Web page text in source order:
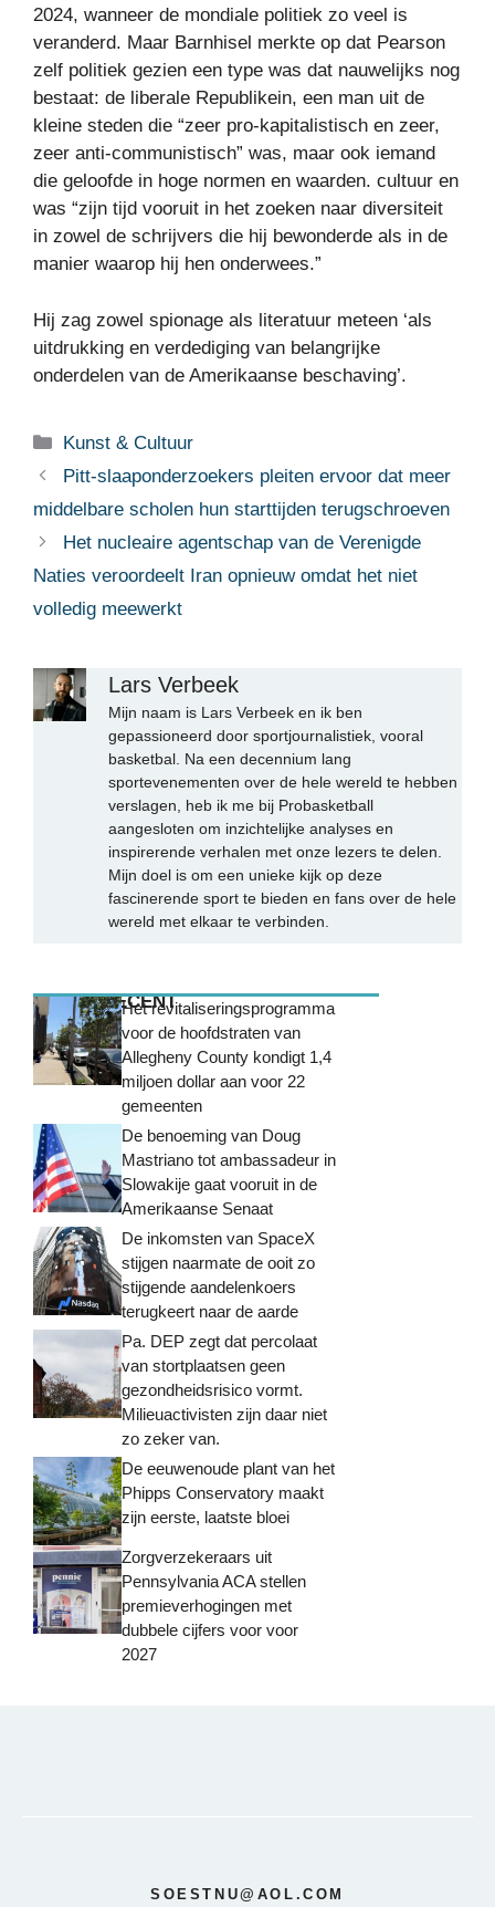
2024, wanneer de mondiale politiek zo veel is
veranderd. Maar Barnhisel merkte op dat Pearson
zelf politiek gezien een type was dat nauwelijks nog
bestaat: de liberale Republikein, een man uit de
kleine steden die “zeer pro-kapitalistisch en zeer,
zeer anti-communistisch” was, maar ook iemand
die geloofde in hoge normen en waarden. cultuur en
was “zijn tijd vooruit in het zoeken naar diversiteit
in zowel de schrijvers die hij bewonderde als in de
manier waarop hij hen onderwees.”
Hij zag zowel spionage als literatuur meteen ‘als
uitdrukking en verdediging van belangrijke
onderdelen van de Amerikaanse beschaving’.
Categorieën
Kunst & Cultuur
Pitt-slaaponderzoekers pleiten ervoor dat meer
middelbare scholen hun starttijden terugschroeven
Het nucleaire agentschap van de Verenigde
Naties veroordeelt Iran opnieuw omdat het niet
volledig meewerkt
Lars Verbeek
Mijn naam is Lars Verbeek en ik ben
gepassioneerd door sportjournalistiek, vooral
basketbal. Na een decennium lang
sportevenementen over de hele wereld te hebben
verslagen, heb ik me bij Probasketball
aangesloten om inzichtelijke analyses en
inspirerende verhalen met onze lezers te delen.
Mijn doel is om een unieke kijk op deze
fascinerende sport te bieden en fans over de hele
wereld met elkaar te verbinden.
MEEST RECENTHet revitaliseringsprogramma
voor de hoofdstraten van
Allegheny County kondigt 1,4
miljoen dollar aan voor 22
gemeenten
De benoeming van Doug
Mastriano tot ambassadeur in
Slowakije gaat vooruit in de
Amerikaanse Senaat
De inkomsten van SpaceX
stijgen naarmate de ooit zo
stijgende aandelenkoers
terugkeert naar de aarde
Pa. DEP zegt dat percolaat
van stortplaatsen geen
gezondheidsrisico vormt.
Milieuactivisten zijn daar niet
zo zeker van.
De eeuwenoude plant van het
Phipps Conservatory maakt
zijn eerste, laatste bloei
Zorgverzekeraars uit
Pennsylvania ACA stellen
premieverhogingen met
dubbele cijfers voor voor
2027
SOESTNU@AOL.COM